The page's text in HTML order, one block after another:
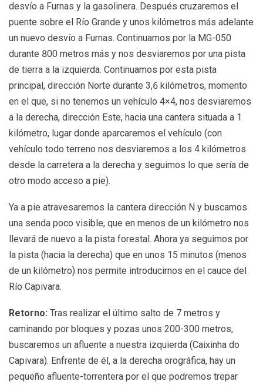
desvío a Furnas y la gasolinera. Después cruzaremos el
puente sobre el Río Grande y unos kilómetros más adelante
un nuevo desvío a Furnas. Continuamos por la MG-050
durante 800 metros más y nos desviaremos por una pista
de tierra a la izquierda. Continuamos por esta pista
principal, dirección Norte durante 3,6 kilómetros, momento
en el que, si no tenemos un vehículo 4×4, nos desviaremos
a la derecha, dirección Este, hacia una cantera situada a 1
kilómetro, lugar donde aparcaremos el vehículo (con
vehículo todo terreno nos desviaremos a los 4 kilómetros
desde la carretera a la derecha y seguimos lo que sería de
otro modo acceso a pie).
Ya a pie atravesaremos la cantera dirección N y buscamos
una senda poco visible, que en menos de un kilómetro nos
llevará de nuevo a la pista forestal. Ahora ya seguimos por
la pista (hacia la derecha) que en unos 15 minutos (menos
de un kilómetro) nos permite introducirnos en el cauce del
Río Capivara.
Retorno: Tras realizar el último salto de 7 metros y
caminando por bloques y pozas unos 200-300 metros,
buscaremos un afluente a nuestra izquierda (Caixinha do
Capivara). Enfrente de él, a la derecha orográfica, hay un
pequeño afluente-torrentera por el que podremos trepar